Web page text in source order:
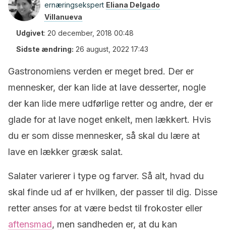
ernæringsekspert Eliana Delgado
Villanueva
Udgivet: 20 december, 2018 00:48
Sidste ændring: 26 august, 2022 17:43
Gastronomiens verden er meget bred. Der er
mennesker, der kan lide at lave desserter, nogle
der kan lide mere udførlige retter og andre, der er
glade for at lave noget enkelt, men lækkert. Hvis
du er som disse mennesker, så skal du lære at
lave en lækker græsk salat.
Salater varierer i type og farver. Så alt, hvad du
skal finde ud af er hvilken, der passer til dig. Disse
retter anses for at være bedst til frokoster eller
aftensmad, men sandheden er, at du kan